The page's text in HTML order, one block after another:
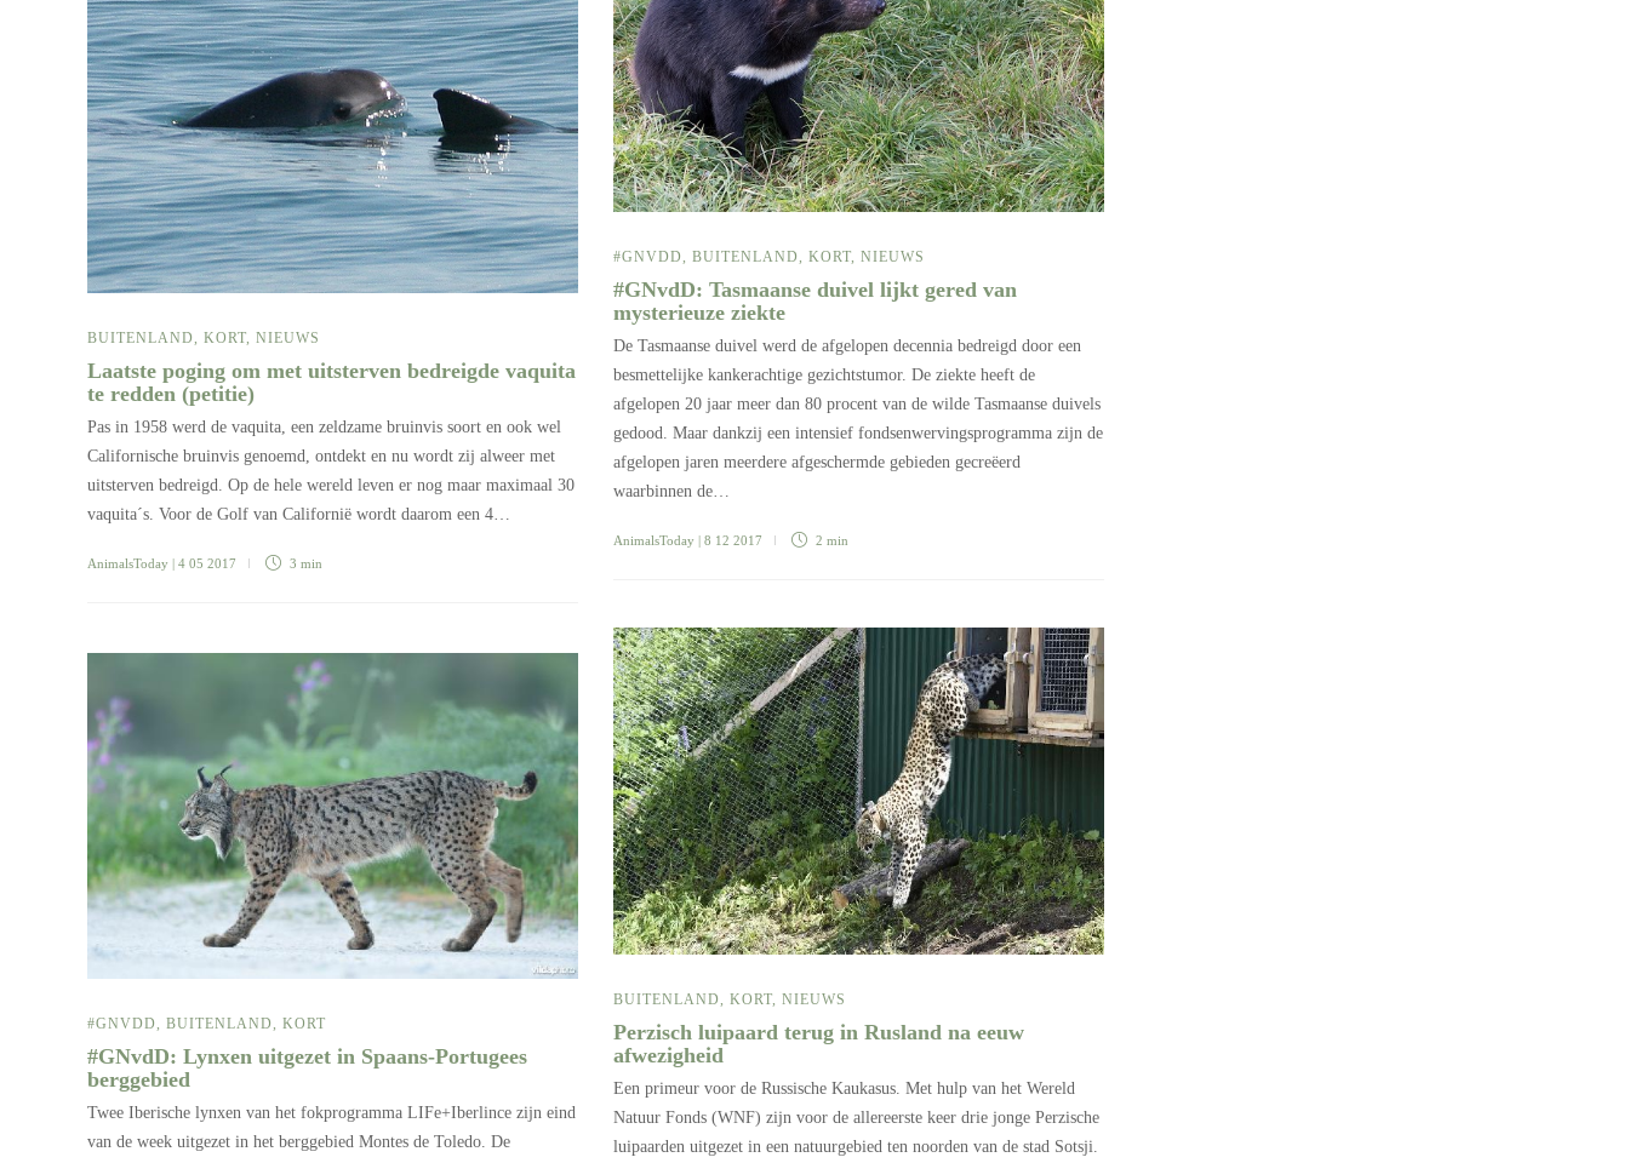
#GNVDD BUITENLAND KORT NIEUWS
#GNvdD: Tasmaanse duivel lijkt gered van
mysterieuze ziekte
De Tasmaanse duivel werd de afgelopen decennia bedreigd door een
besmettelijke kankerachtige gezichtstumor. De ziekte heeft de
afgelopen 20 jaar meer dan 80 procent van de wilde Tasmaanse duivels
gedood. Maar dankzij een intensief fondsenwervingsprogramma zijn de
afgelopen jaren meerdere afgeschermde gebieden gecreëerd
waarbinnen de…
AnimalsToday | 8 12 2017 2 min
BUITENLAND, KORT, NIEUWS
Laatste poging om met uitsterven bedreigde vaquita
te redden (petitie)
Pas in 1958 werd de vaquita, een zeldzame bruinvis soort en ook wel
Californische bruinvis genoemd, ontdekt en nu wordt zij alweer met
uitsterven bedreigd. Op de hele wereld leven er nog maar maximaal 30
vaquita´s. Voor de Golf van Californië wordt daarom een 4…
AnimalsToday | 4 05 2017 3 min
BUITENLAND, KORT, NIEUWS
Perzisch luipaard terug in Rusland na eeuw
afwezigheid
Een primeur voor de Russische Kaukasus. Met hulp van het Wereld
Natuur Fonds (WNF) zijn voor de allereerste keer drie jonge Perzische
luipaarden uitgezet in een natuurgebied ten noorden van de stad Sotsji.
#GNVDD BUITENLAND KORT
#GNvdD: Lynxen uitgezet in Spaans-Portugees
berggebied
Twee Iberische lynxen van het fokprogramma LIFe+Iberlince zijn eind
van de week uitgezet in het berggebied Montes de Toledo. De